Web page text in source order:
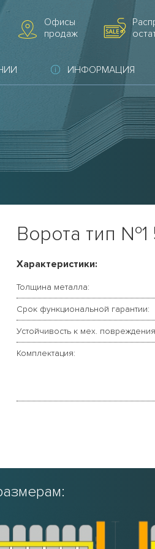
Офисы
продаж
ИНФОРМАЦИЯ
Ворота тип
Характеристики:
Толщина металла:
Срок функциональной гарантии:
Устойчивость к мех.
Комплектация: